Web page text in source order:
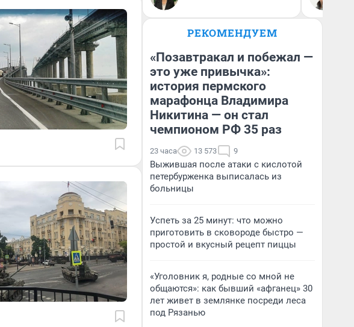
РЕКОМЕНДУЕМ
«Позавтракал и побежал —
это уже привычка»:
история пермского
марафонца Владимира
Никитина — он стал
чемпионом РФ 35 раз
23 часа 13 573 9
Выжившая после атаки с кислотой
петербурженка выписалась из
больницы
Успеть за 25 минут: что можно
приготовить в сковороде быстро —
простой и вкусный рецепт пиццы
«Уголовник я, родные со мной не
общаются»: как бывший «афганец» 30
лет живет в землянке посреди леса
под Рязанью